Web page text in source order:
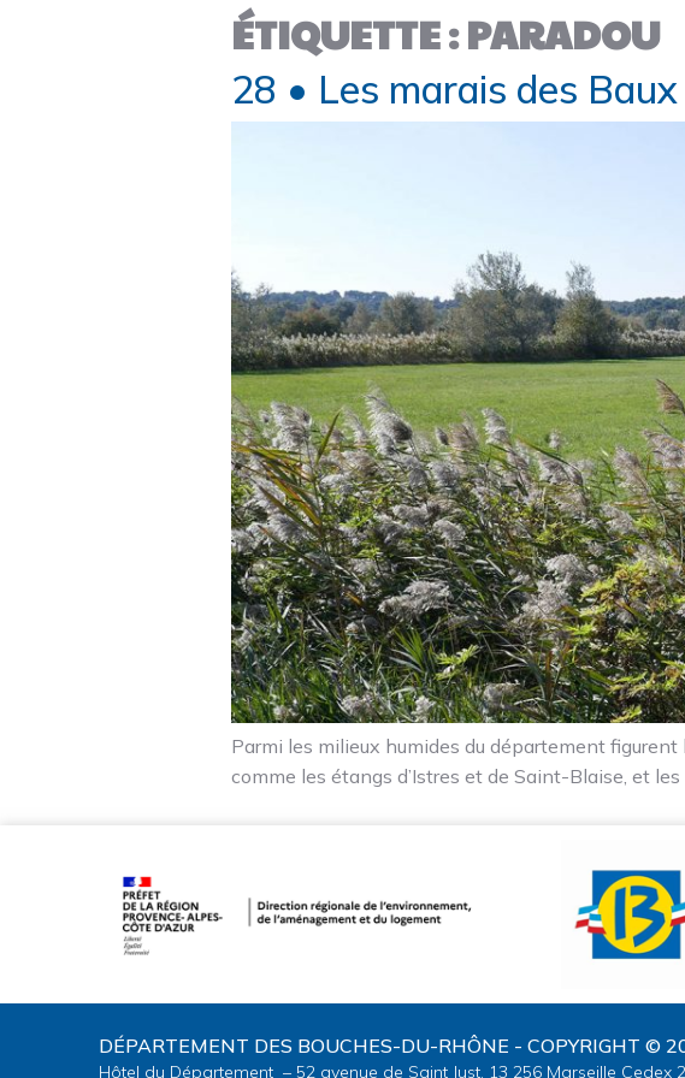
ÉTIQUETTE :PARADOU
28 • Les marais des Baux
Parmi les milieux humides du département figurent
comme les étangs d’Istres et de Saint-Blaise, et les
DÉPARTEMENT DES BOUCHES-DU-RHÔNE - COPYRIGHT ©
Hôtel du Département – 52 avenue de Saint Just, 13 256 Marseille Cedex